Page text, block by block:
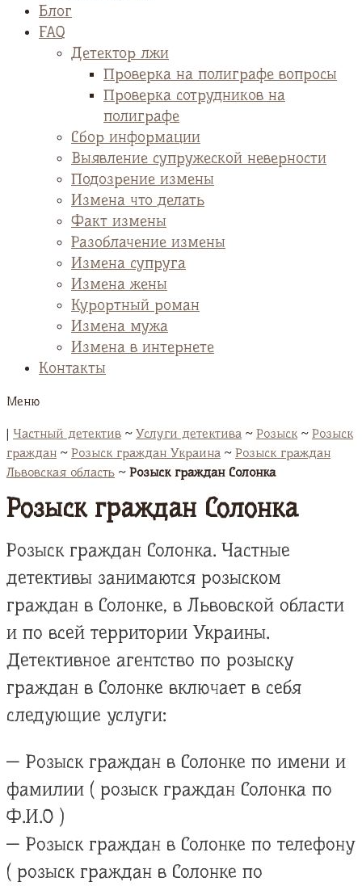
Блог
FAQ
Детектор лжи
Проверка на полиграфе вопросы
Проверка сотрудников на
полиграфе
Сбор информации
Выявление супружеской неверности
Подозрение измены
Измена что делать
Факт измены
Разоблачение измены
Измена супруга
Измена жены
Курортный роман
Измена мужа
Измена в интернете
Контакты
Меню
| Частный детектив ~ Услуги детектива ~ Розыск~ Розыск
граждан ~ Розыск граждан Украина ~ Розыск граждан
Львовская область ~ Розыск граждан Солонка
Розыск граждан Солонка
Розыск граждан Солонка. Частные
детективы занимаются розыском
граждан в Солонке, в Львовской области
и по всей территории Украины.
Детективное агентство по розыску
граждан в Солонке включает в себя
следующие услуги:
— Розыск граждан в Солонке по имени и
фамилии ( розыск граждан Солонка по
Ф.И.О )
— Розыск граждан в Солонке по телефону
( розыск граждан в Солонке по